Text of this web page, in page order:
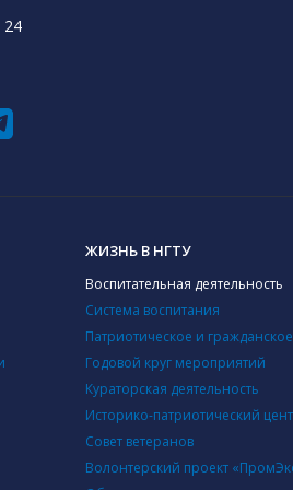
24
ЖИЗНЬ В НГТУ
Воспитательная деятельность
Система воспитания
Патриотическое и
Годовой круг мероприятий
Кураторская деятельность
Историко-патриотический
Совет ветеранов
Волонтерский проект